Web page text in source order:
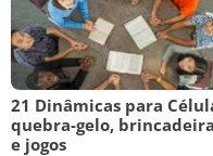
21 Dinâmicas para
quebra-gelo,
e jogos